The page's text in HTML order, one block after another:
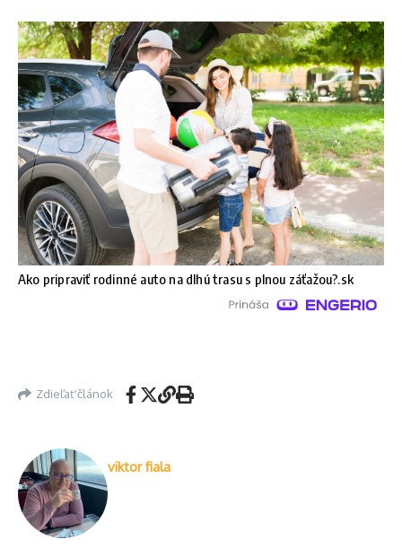
Ako pripraviť rodinné auto na dlhú trasu s plnou záťažou?.sk
Zdieľať článok
viktor fiala